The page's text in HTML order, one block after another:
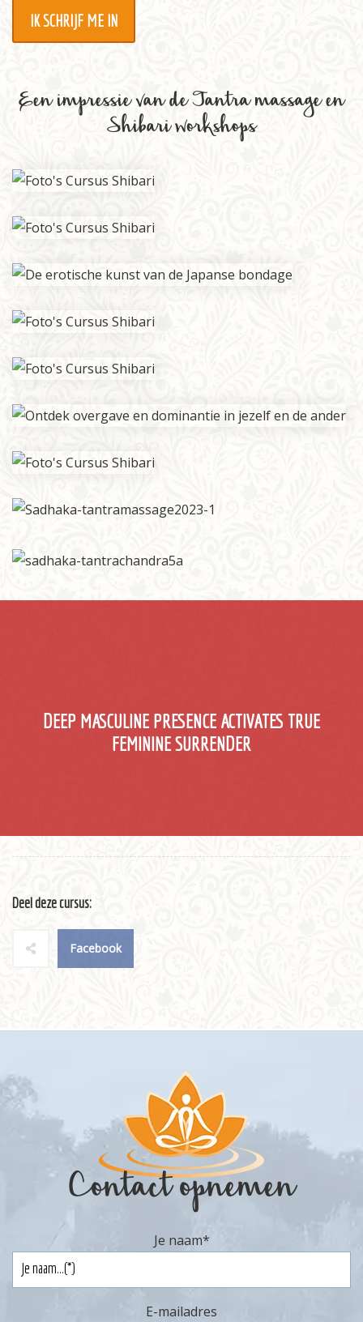
IK SCHRIJF ME IN
Een impressie van de Tantra massage en
Shibari workshops
DEEP MASCULINE PRESENCE ACTIVATES TRUE
FEMININE SURRENDER
Deel deze cursus:
Facebook
Contact opnemen
Je naam*
E-mailadres